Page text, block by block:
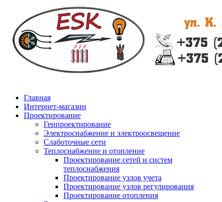
Главная
Интернет-магазин
Проектирование
Генпроектирование
Электроснабжение и электроосвещение
Слаботочные сети
Теплоснабжение и отопление
Проектирование сетей и систем
теплоснабжения
Проектирование узлов учета
Проектирование узлов регулирования
Проектирование отопления